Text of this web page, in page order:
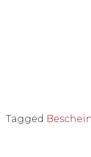
Tagged